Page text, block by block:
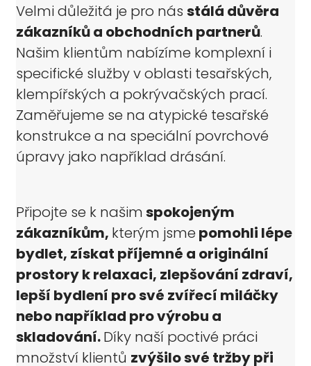
Velmi důležitá je pro nás stálá důvěra
zákazníků a obchodních partnerů.
Našim klientům nabízíme komplexní i
specifické služby v oblasti tesařských,
klempířských a pokrývačských prací.
Zaměřujeme se na atypické tesařské
konstrukce a na speciální povrchové
úpravy jako například drásání.
Připojte se k našimspokojeným
zákazníkům, kterým jsme pomohli lépe
bydlet, získat příjemné a originální
prostory k relaxaci, zlepšování zdraví,
lepší bydlení pro své zvířecí miláčky
nebo například pro výrobu a
skladování.Díky naší poctivé práci
množství klientů zvýšilo své tržby při